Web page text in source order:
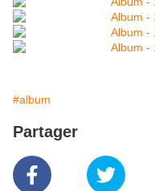
#album
Partager